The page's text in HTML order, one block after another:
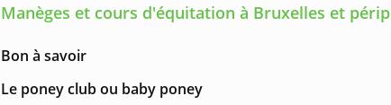
Manèges et cours d'équitation à Bruxelles et
Bon à savoir
Le poney club ou baby poney